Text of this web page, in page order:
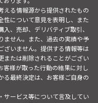
える情報源から提供されたもの
性について意見を表明し、また
、売却、デリバティブ取引、
ません。また、過去の実績や予
ざいません。提供する情報等は
または削除されることがござい
客様が取った行動の結果に対し
る最終決定は、お客様ご自身の
サービス等について言及してい